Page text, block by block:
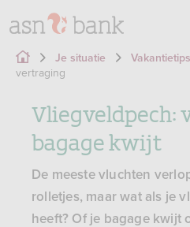
Je situatie Vakantietips
vertraging
Vliegveldpech:
bagage kwijt
De meeste vluchten
rolletjes, maar wat als je
heeft? Of je bagage kwijt